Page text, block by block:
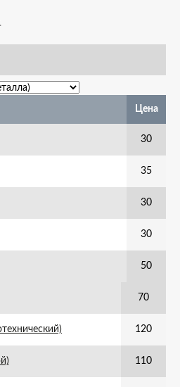
Цена
30
35
30
30
50
70
120
110